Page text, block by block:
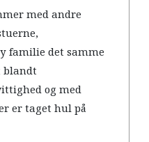
med andre
familie det samme
blandt
og med
er taget hul på